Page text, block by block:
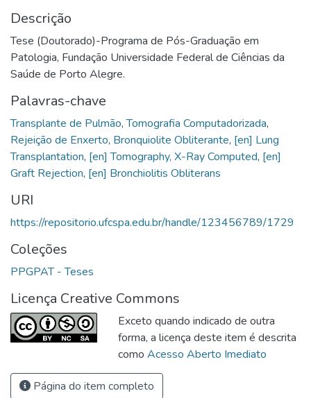
Descrição
Tese (Doutorado)-Programa de Pós-Graduação em
Patologia, Fundação Universidade Federal de Ciências da
Saúde de Porto Alegre.
Palavras-chave
Transplante de Pulmão,Tomografia Computadorizada,
Rejeição de Enxerto, Bronquiolite Obliterante, [en] Lung
Transplantation, [en] Tomography, X-Ray Computed, [en]
Graft Rejection, [en] Bronchiolitis Obliterans
URI
https://repositorio.ufcspa.edu.br/handle/123456789/1729
Coleções
PPGPAT - Teses
Licença Creative Commons
Exceto quando indicado de outra
forma, a licença deste item é descrita
como Acesso Aberto Imediato
Página do item completo